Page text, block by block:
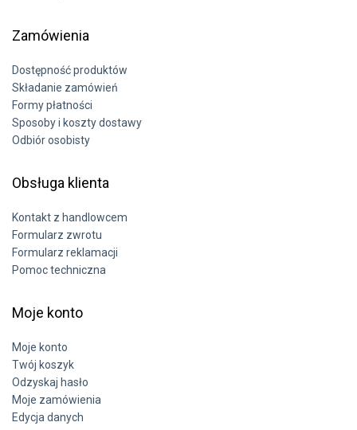
Zamówienia
Dostępność produktów
Składanie zamówień
Formy płatności
Sposoby i koszty dostawy
Odbiór osobisty
Obsługa klienta
Kontakt z handlowcem
Formularz zwrotu
Formularz reklamacji
Pomoc techniczna
Moje konto
Moje konto
Twój koszyk
Odzyskaj hasło
Moje zamówienia
Edycja danych